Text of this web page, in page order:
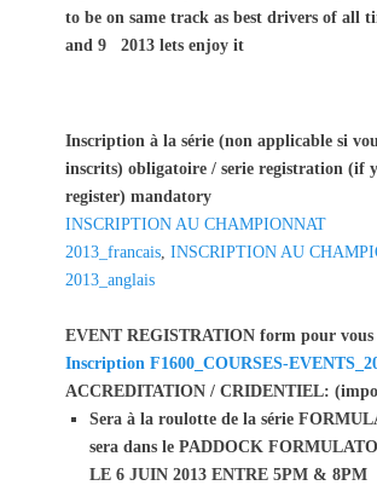
to be on same track as best drivers of all
and 9 2013 lets enjoy it
Inscription à la série (non applicable si
inscrits) obligatoire / serie registration (if
register) mandatory
INSCRIPTION AU CHAMPIONNAT
2013_francais INSCRIPTION AU
2013_anglais
EVENT REGISTRATION form pour vous
Inscription F1600_COURSES-
ACCREDITATION / CRIDENTIEL:
Sera à la roulotte de la série
sera dans le PADDOCK
LE 6 JUIN 2013 ENTRE 5PM & 8PM